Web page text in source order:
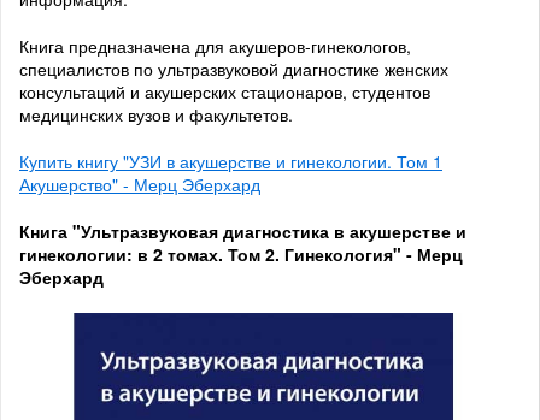
Книга предназначена для акушеров-гинекологов,
специалистов по ультразвуковой диагностике женских
консультаций и акушерских стационаров, студентов
медицинских вузов и факультетов.
Купить книгу "УЗИ в акушерстве и гинекологии. Том 1
Акушерство" - Мерц Эберхард
Книга "Ультразвуковая диагностика в акушерстве и
гинекологии: в 2 томах. Том 2. Гинекология" - Мерц
Эберхард